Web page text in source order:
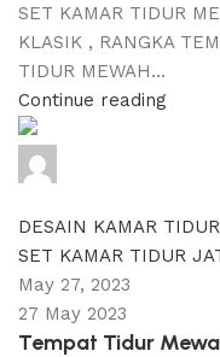
SET KAMAR TIDUR
KLASIK , RANGKA
TIDUR MEWAH...
Continue reading
DESAIN KAMAR
SET KAMAR TIDUR
May 27, 2023
27 May 2023
Tempat Tidur